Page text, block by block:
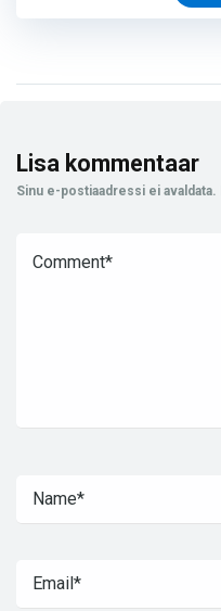
Lisa kommentaar
Sinu e-postiaadressi ei avaldata.